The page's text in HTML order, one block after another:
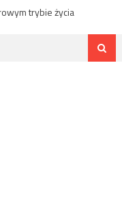
trybie życia